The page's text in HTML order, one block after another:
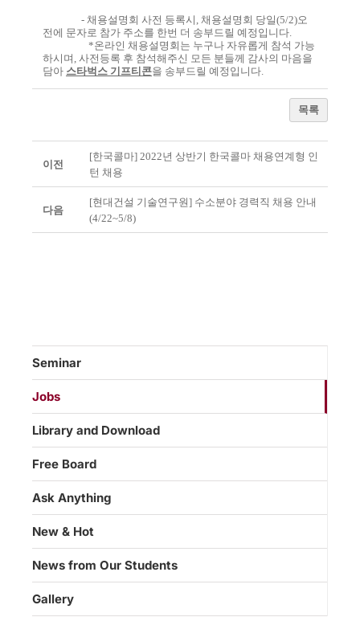
- 채용설명회 사전 등록시 , 채용설명회 당일(5/2)오
전에 문자로 참가 주소를 한번 더 송부드릴 예정입니다.
*온라인 채용설명회는 누구나 자유롭게 참석 가능
하시며 , 사전등록 후 참석해주신 모든 분들께 감사의 마음을
담아 스타벅스 기프티콘을 송부드릴 예정입니다.
목록
이전
[한국콜마] 2022년 상반기 한국콜마 채용연계형 인
턴 채용
다음
[현대건설 기술연구원] 수소분야 경력직 채용 안내
(4/22~5/8)
Seminar
Jobs
Library and Download
Free Board
Ask Anything
New & Hot
News from Our Students
Gallery